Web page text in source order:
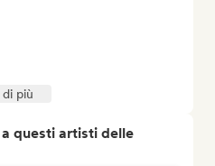
di più
questi artisti delle